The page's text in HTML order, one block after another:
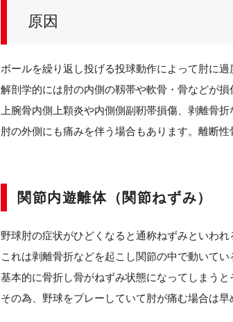
原因
ボールを繰り返し投げる投球動作によって肘に
解剖学的には肘の内側の靱帯や軟骨・骨などが損
上腕骨内側上顆炎や内側側副靭帯損傷、剥離骨折
肘の外側にも痛みを伴う場合もあります。離断性
関節内遊離体（関節ねずみ）
野球肘の症状がひどくなると通称ねずみといわれ
これは剥離骨折などを起こし関節の中で動いてい
基本的に骨折し骨がねずみ状態になってしまう
その為、野球をプレーしていて肘が痛む場合は早